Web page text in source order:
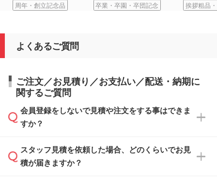
周年・創立記念品 卒業・卒園・卒団記念 挨拶粗品
よくあるご質問
ご注文／お見積り／お支払い／配送・納期に
関するご質問
会員登録をしないで見積や注文をする事はできま
すか？
可能です。見積・注文フォームにて『ゲストの
まま進む』ボタンからお進みのうえ、ご依頼く
スタッフ見積を依頼した場合、どのくらいでお見
積が届きますか？